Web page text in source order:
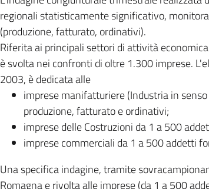
regionali statisticamente significativo,
(produzione, fatturato, ordinativi).
Riferita ai principali settori di attività
è svolta nei confronti di oltre 1.300 imprese.
2003, è dedicata alle
imprese manifatturiere (Industria in
produzione, fatturato e ordinativi;
imprese delle Costruzioni da 1 a 500
imprese commerciali da 1 a 500 addetti
Una specifica indagine, tramite
Romagna e rivolta alle imprese (da 1 a 500